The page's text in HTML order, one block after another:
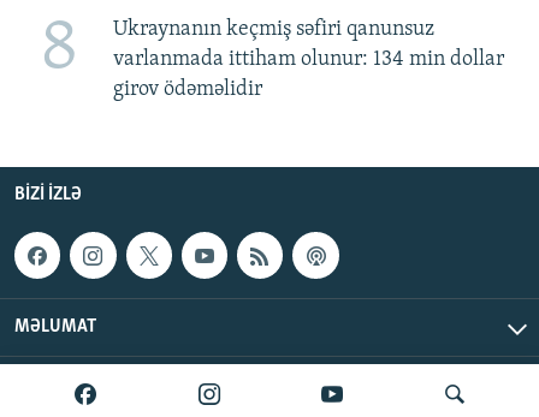
8
Ukraynanın keçmiş səfiri qanunsuz
varlanmada ittiham olunur: 134 min dollar
girov ödəməlidir
BIZI IZLƏ
MƏLUMAT
AzadlıqRadiosu © 2026 Inc. | Bütün hüquqlar qorunur